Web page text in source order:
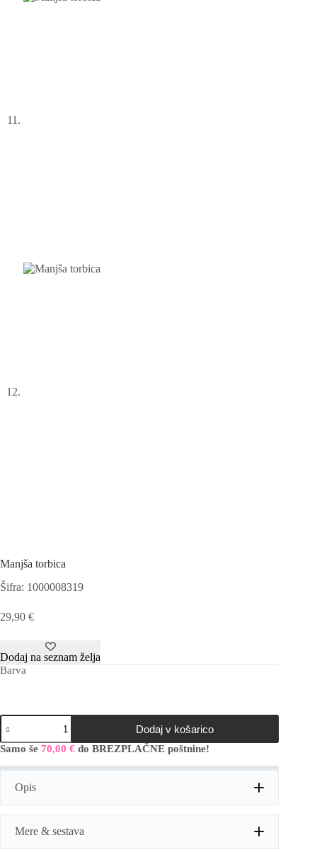
Manjša torbica
Šifra: 1000008319
29,90 €
Dodaj na seznam želja
Barva
Manjša
torbica
količina
Dodaj v košarico
Samo še 70,00 € do BREZPLAČNE poštnine!
Opis
Mere & sestava